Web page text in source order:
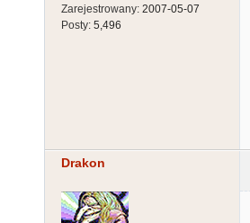
Zarejestrowany: 2007-05-07
Posty: 5,496
Drakon